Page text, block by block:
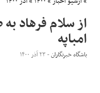
از سلام فرهاد
امباپه
باشگاه خبرنگاران- ۲۳ آذر ۱۴۰۰